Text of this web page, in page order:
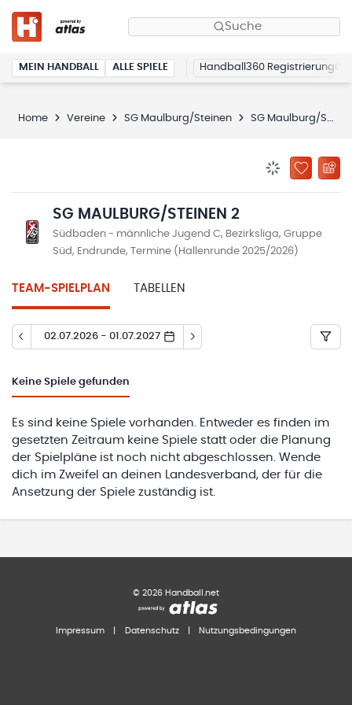
Suche
MEIN HANDBALL ALLE SPIELE Handball360 Registrierung
Home Vereine SG Maulburg/Steinen SG Maulburg/Steinen 2
ZU
SG MAULBURG/STEINEN 2
Südbaden - männliche Jugend C, Bezirksliga, Gruppe
Süd, Endrunde, Termine (Hallenrunde 2025/2026)
TEAM-SPIELPLAN TABELLEN
02.07.2026 - 01.07.2027
Keine Spiele gefunden
Es sind keine Spiele vorhanden. Entweder es finden im
gesetzten Zeitraum keine Spiele statt oder die Planung
der Spielpläne ist noch nicht abgeschlossen. Wende
dich im Zweifel an deinen Landesverband, der für die
Ansetzung der Spiele zuständig ist.
© 2026 Handball.net
Impressum Datenschutz Nutzungsbedingungen